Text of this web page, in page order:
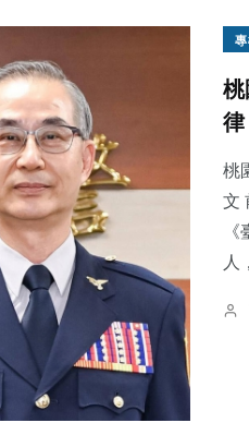
專
桃
律
桃
文
人